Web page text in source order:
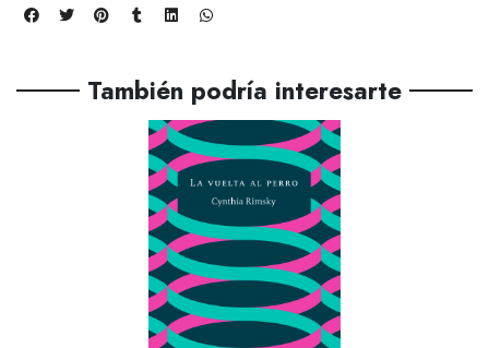
También podría interesarte